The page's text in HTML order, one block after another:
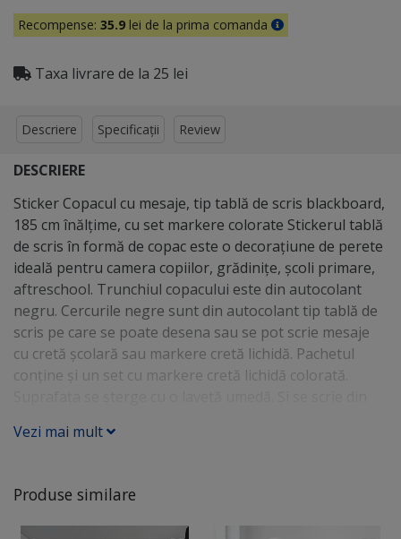
Recompense: 35.9 lei de la prima comanda
Taxa livrare de la 25 lei
Descriere Specificații Review
DESCRIERE
Sticker Copacul cu mesaje, tip tablă de scris blackboard,
185 cm înălţime, cu set markere colorate Stickerul tablă
de scris în formă de copac este o decoraţiune de perete
ideală pentru camera copiilor, grădiniţe, şcoli primare,
aftreschool. Trunchiul copacului este din autocolant
negru. Cercurile negre sunt din autocolant tip tablă de
scris pe care se poate desena sau se pot scrie mesaje
cu cretă şcolară sau markere cretă lichidă. Pachetul
conţine şi un set cu markere cretă lichidă colorată.
Se scrie doar pe buline. Pe trunghi nu se scrie.
Vezi mai mult
Produse similare